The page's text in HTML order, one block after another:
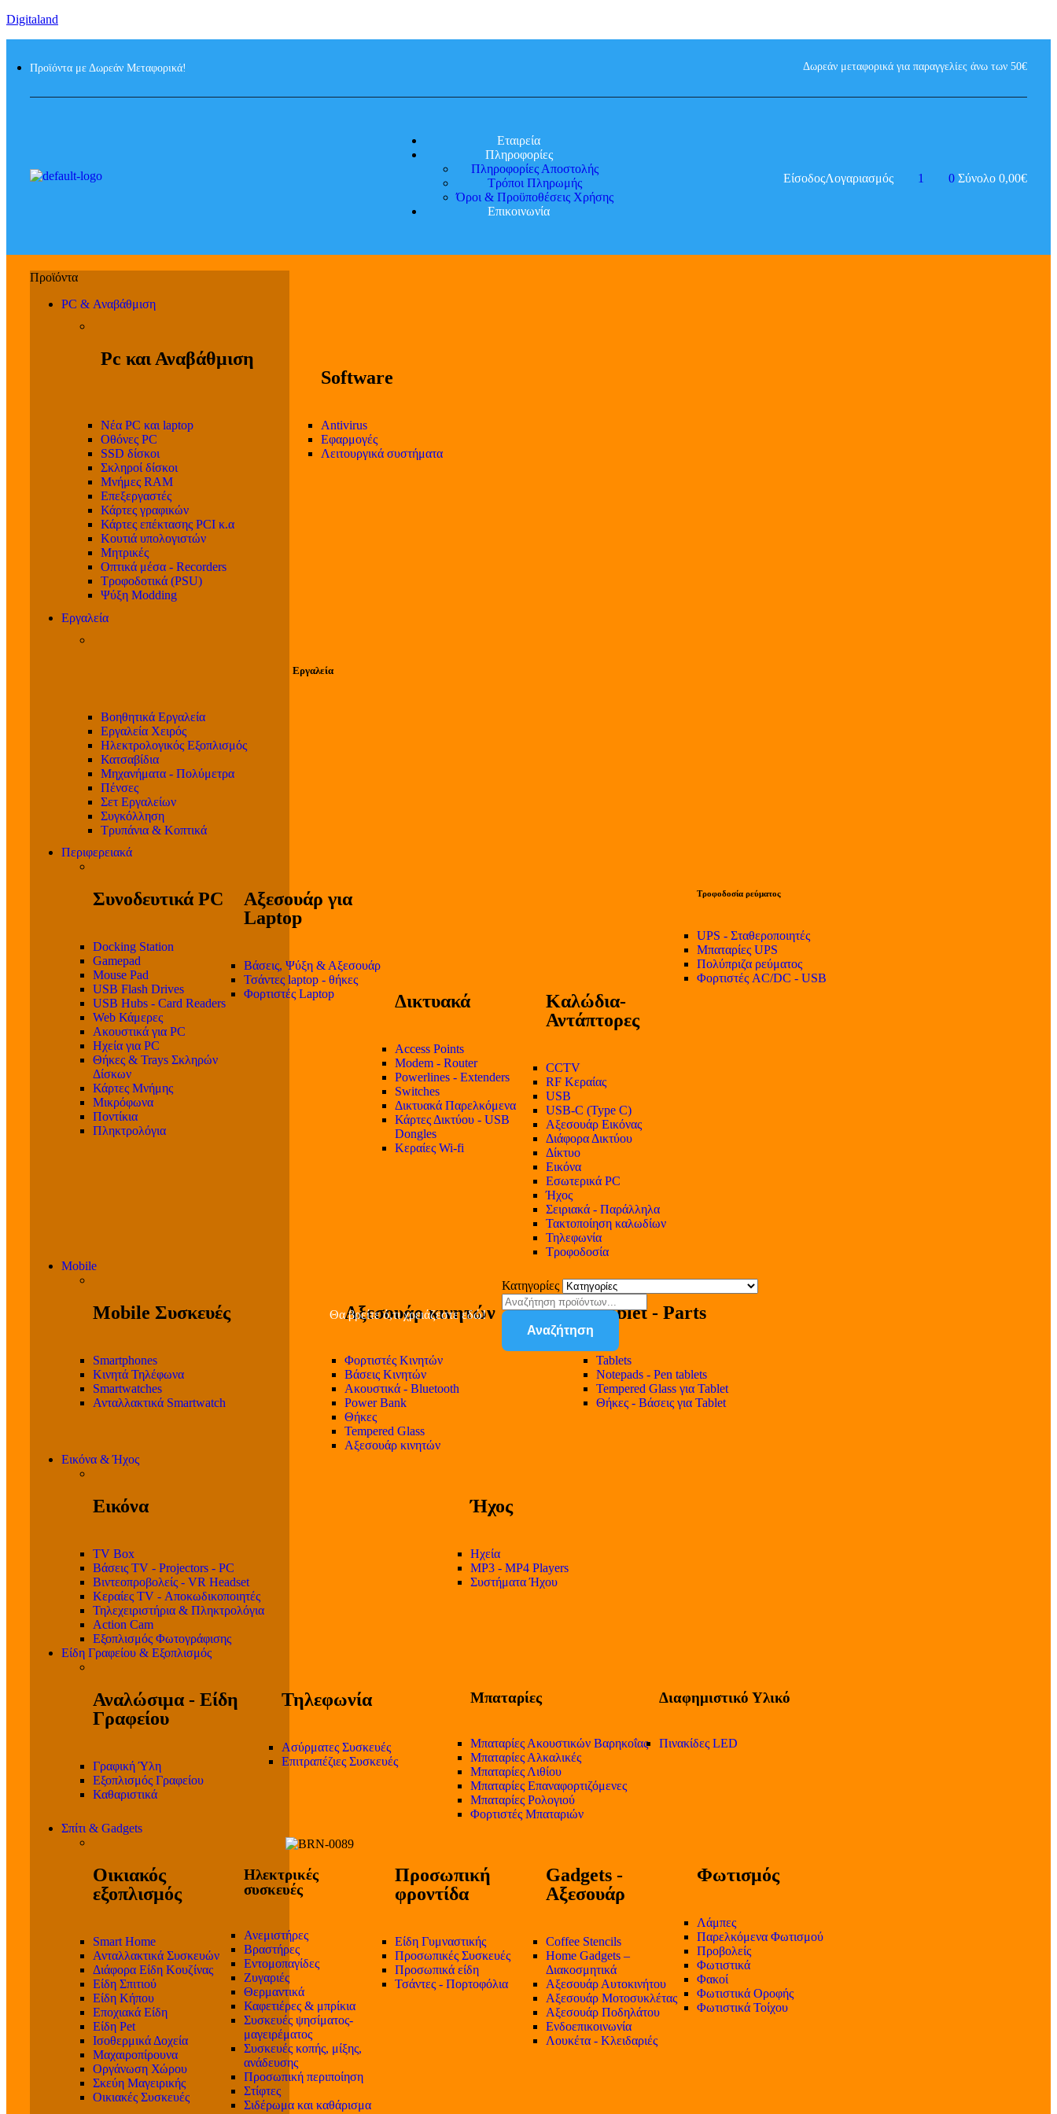
Digitaland
Προϊόντα με Δωρεάν Μεταφορικά! Δωρεάν μεταφορικά για παραγγελίες άνω των 50€
Εταιρεία
Πληροφορίες
Πληροφορίες Αποστολής
Τρόποι Πληρωμής
Όροι & Προϋποθέσεις Χρήσης
Επικοινωνία
ΕίσοδοςΛογαριασμός 1 0 Σύνολο 0,00€
PC & Αναβάθμιση
Pc και Αναβάθμιση
Software
Νέα PC και laptop
Οθόνες PC
SSD δίσκοι
Σκληροί δίσκοι
Μνήμες RAM
Επεξεργαστές
Κάρτες γραφικών
Κάρτες επέκτασης PCI κ.α
Κουτιά υπολογιστών
Μητρικές
Οπτικά μέσα - Recorders
Τροφοδοτικά (PSU)
Ψύξη Modding
Antivirus
Εφαρμογές
Λειτουργικά συστήματα
Εργαλεία
Εργαλεία
Βοηθητικά Εργαλεία
Εργαλεία Χειρός
Ηλεκτρολογικός Εξοπλισμός
Κατσαβίδια
Μηχανήματα - Πολύμετρα
Πένσες
Σετ Εργαλείων
Συγκόλληση
Τρυπάνια & Κοπτικά
Περιφερειακά
Συνοδευτικά PC
Docking Station
Gamepad
Mouse Pad
USB Flash Drives
USB Hubs - Card Readers
Web Κάμερες
Ακουστικά για PC
Ηχεία για PC
Θήκες & Trays Σκληρών
Δίσκων
Κάρτες Μνήμης
Μικρόφωνα
Ποντίκια
Πληκτρολόγια
Αξεσουάρ για
Laptop
Βάσεις, Ψύξη & Αξεσουάρ
Τσάντες laptop - θήκες
Φορτιστές Laptop
Δικτυακά
Access Points
Modem - Router
Powerlines - Extenders
Switches
Δικτυακά Παρελκόμενα
Κάρτες Δικτύου - USB
Dongles
Κεραίες Wi-fi
Καλώδια-
Αντάπτορες
CCTV
RF Κεραίας
USB
USB-C (Type C)
Αξεσουάρ Εικόνας
Διάφορα Δικτύου
Δίκτυο
Εικόνα
Εσωτερικά PC
Ήχος
Σειριακά - Παράλληλα
Τακτοποίηση καλωδίων
Τηλεφωνία
Τροφοδοσία
Τροφοδοσία ρεύματος
UPS - Σταθεροποιητές
Μπαταρίες UPS
Πολύπριζα ρεύματος
Φορτιστές AC/DC - USB
Mobile
Mobile Συσκευές
Smartphones
Κινητά Τηλέφωνα
Smartwatches
Ανταλλακτικά Smartwatch
Αξεσουάρ κινητών
Φορτιστές Κινητών
Βάσεις Κινητών
Ακουστικά - Bluetooth
Power Bank
Θήκες
Tempered Glass
Αξεσουάρ κινητών
Tablet - Parts
Tablets
Notepads - Pen tablets
Tempered Glass για Tablet
Θήκες - Βάσεις για Tablet
Εικόνα & Ήχος
Εικόνα
TV Box
Βάσεις TV - Projectors - PC
Βιντεοπροβολείς - VR Headset
Κεραίες TV - Αποκωδικοποιητές
Τηλεχειριστήρια & Πληκτρολόγια
Action Cam
Εξοπλισμός Φωτογράφισης
Ήχος
Ηχεία
MP3 - MP4 Players
Συστήματα Ήχου
Είδη Γραφείου & Εξοπλισμός
Αναλώσιμα - Είδη
Γραφείου
Γραφική Ύλη
Εξοπλισμός Γραφείου
Καθαριστικά
Τηλεφωνία
Ασύρματες Συσκευές
Επιτραπέζιες Συσκευές
Μπαταρίες
Μπαταρίες Ακουστικών Βαρηκοΐας
Μπαταρίες Αλκαλικές
Μπαταρίες Λιθίου
Μπαταρίες Επαναφορτιζόμενες
Μπαταρίες Ρολογιού
Φορτιστές Μπαταριών
Διαφημιστικό Υλικό
Πινακίδες LED
Σπίτι & Gadgets
Οικιακός
εξοπλισμός
Smart Home
Ανταλλακτικά Συσκευών
Διάφορα Είδη Κουζίνας
Είδη Σπιτιού
Είδη Κήπου
Εποχιακά Είδη
Είδη Pet
Ισοθερμικά Δοχεία
Μαχαιροπίρουνα
Οργάνωση Χώρου
Σκεύη Μαγειρικής
Οικιακές Συσκευές
Ηλεκτρικές
συσκευές
Ανεμιστήρες
Βραστήρες
Εντομοπαγίδες
Ζυγαριές
Θερμαντικά
Καφετιέρες & μπρίκια
Συσκευές ψησίματος-
μαγειρέματος
Συσκευές κοπής, μίξης,
ανάδευσης
Προσωπική περιποίηση
Στίφτες
Σιδέρωμα και καθάρισμα
Προσωπική
φροντίδα
Είδη Γυμναστικής
Προσωπικές Συσκευές
Προσωπικά είδη
Τσάντες - Πορτοφόλια
Gadgets -
Αξεσουάρ
Coffee Stencils
Home Gadgets –
Διακοσμητικά
Αξεσουάρ Αυτοκινήτου
Αξεσουάρ Μοτοσυκλέτας
Αξεσουάρ Ποδηλάτου
Ενδοεπικοινωνία
Λουκέτα - Κλειδαριές
Φωτισμός
Λάμπες
Παρελκόμενα Φωτισμού
Προβολείς
Φωτιστικά
Φακοί
Φωτιστικά Οροφής
Φωτιστικά Τοίχου
Θα βρείτε ό,τι χρειάζεστε εδώ!
Κατηγορίες
Αναζήτηση